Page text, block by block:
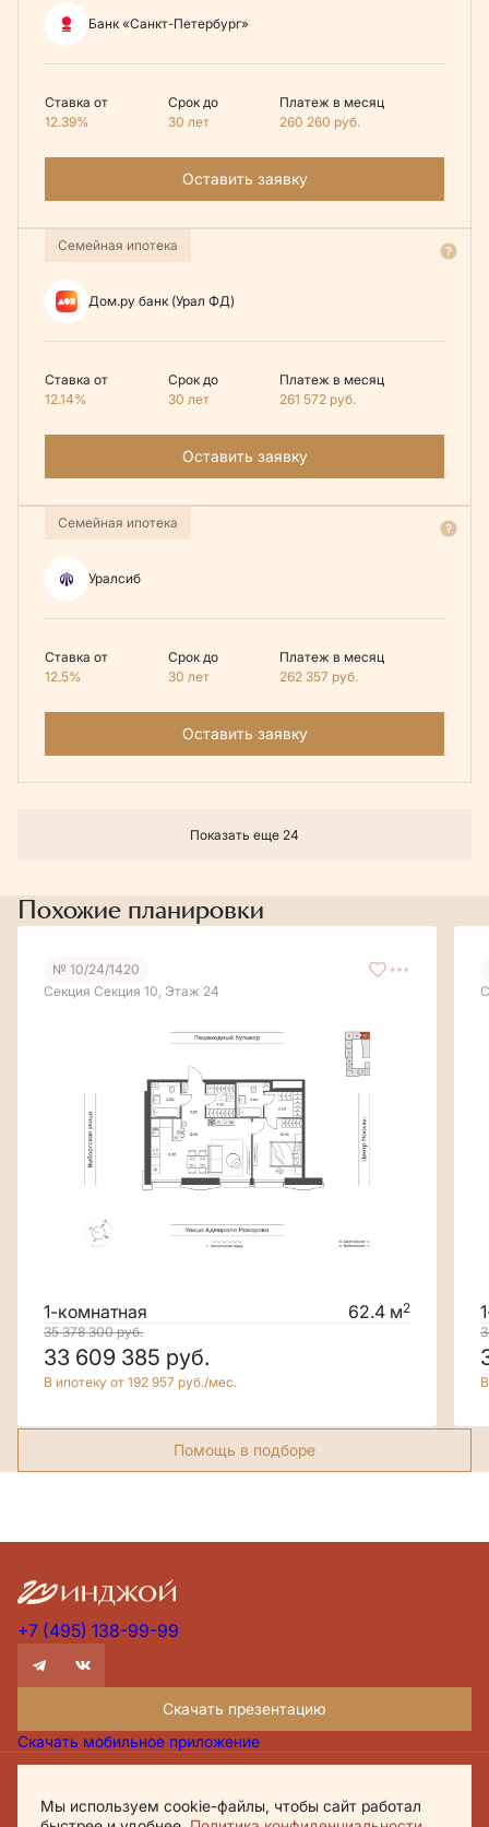
Банк «Санкт-Петербург»
Ставка от
12.39%
Срок до
30 лет
Платеж в месяц
260 260 руб.
Оставить заявку
Семейная ипотека
Дом.ру банк (Урал ФД)
Ставка от
12.14%
Срок до
30 лет
Платеж в месяц
261 572 руб.
Оставить заявку
Семейная ипотека
Уралсиб
Ставка от
12.5%
Срок до
30 лет
Платеж в месяц
262 357 руб.
Оставить заявку
Показать еще 24
Похожие планировки
№ 10/24/1420
Секция Секция 10, Этаж 24
1-комнатная 62.4 м2
35 378 300руб.
33 609 385 руб.
В ипотеку от 192 957 руб./мес.
Помощь в подборе
+7 (495) 138-99-99
Скачать презентацию
Скачать мобильное приложение
Политика обработки персональных данных
Мы используем cookie-файлы, чтобы сайт работал